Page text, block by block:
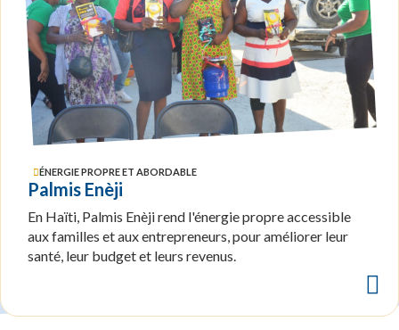
ÉNERGIE PROPRE ET ABORDABLE
Palmis Enèji
En Haïti, Palmis Enèji rend l'énergie propre accessible
aux familles et aux entrepreneurs, pour améliorer leur
santé, leur budget et leurs revenus.